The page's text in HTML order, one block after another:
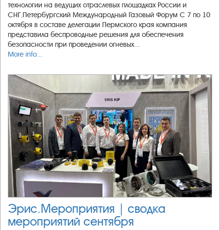
технологии на ведущих отраслевых площадках России и
СНГ.Петербургский Международный Газовый Форум С 7 по 10
октября в составе делегации Пермского края компания
представила беспроводные решения для обеспечения
безопасности при проведении огневых...
More info...
Эрис.Мероприятия | сводка
мероприятий сентября